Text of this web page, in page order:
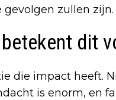
zullen zijn.
dit
die impact heeft.
is enorm, en